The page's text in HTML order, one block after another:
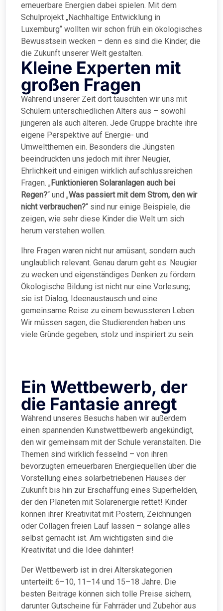
erneuerbare Energien dabei spielen. Mit dem
Schulprojekt „Nachhaltige Entwicklung in
Luxemburg“ wollten wir schon früh ein ökologisches
Bewusstsein wecken – denn es sind die Kinder, die
die Zukunft unserer Welt gestalten.
Kleine Experten mit
großen Fragen
Während unserer Zeit dort tauschten wir uns mit
Schülern unterschiedlichen Alters aus – sowohl
jüngeren als auch älteren. Jede Gruppe brachte ihre
eigene Perspektive auf Energie- und
Umweltthemen ein. Besonders die Jüngsten
beeindruckten uns jedoch mit ihrer Neugier,
Ehrlichkeit und einigen wirklich aufschlussreichen
Fragen. „ Funktionieren Solaranlagen auch bei
Regen?“ und „Was passiert mit dem Strom, den wir
nicht verbrauchen?“ sind nur einige Beispiele, die
zeigen, wie sehr diese Kinder die Welt um sich
herum verstehen wollen.
Ihre Fragen waren nicht nur amüsant, sondern auch
unglaublich relevant. Genau darum geht es: Neugier
zu wecken und eigenständiges Denken zu fördern.
Ökologische Bildung ist nicht nur eine Vorlesung;
sie ist Dialog, Ideenaustausch und eine
gemeinsame Reise zu einem bewussteren Leben.
Wir müssen sagen, die Studierenden haben uns
viele Gründe gegeben, stolz und inspiriert zu sein.
Ein Wettbewerb, der
die Fantasie anregt
Während unseres Besuchs haben wir außerdem
einen spannenden Kunstwettbewerb angekündigt,
den wir gemeinsam mit der Schule veranstalten. Die
Themen sind wirklich fesselnd – von ihren
bevorzugten erneuerbaren Energiequellen über die
Vorstellung eines solarbetriebenen Hauses der
Zukunft bis hin zur Erschaffung eines Superhelden,
der den Planeten mit Solarenergie rettet! Kinder
können ihrer Kreativität mit Postern, Zeichnungen
oder Collagen freien Lauf lassen – solange alles
selbst gemacht ist. Am wichtigsten sind die
Kreativität und die Idee dahinter!
Der Wettbewerb ist in drei Alterskategorien
unterteilt: 6–10, 11–14 und 15–18 Jahre. Die
besten Beiträge können sich tolle Preise sichern,
darunter Gutscheine für Fahrräder und Zubehör aus